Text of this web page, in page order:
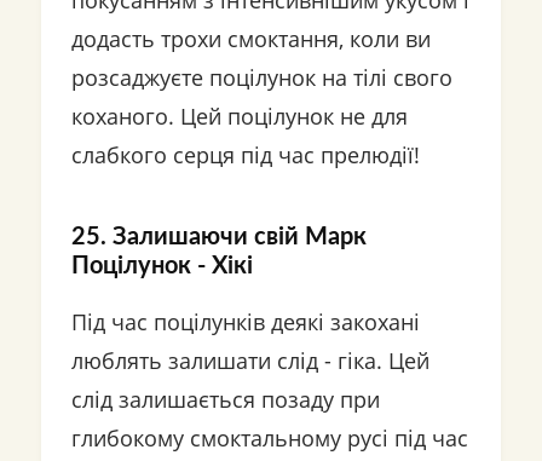
додасть трохи смоктання, коли ви
розсаджуєте поцілунок на тілі свого
коханого. Цей поцілунок не для
слабкого серця під час прелюдії!
25. Залишаючи свій Марк
Поцілунок - Хікі
Під час поцілунків деякі закохані
люблять залишати слід - гіка. Цей
слід залишається позаду при
глибокому смоктальному русі під час